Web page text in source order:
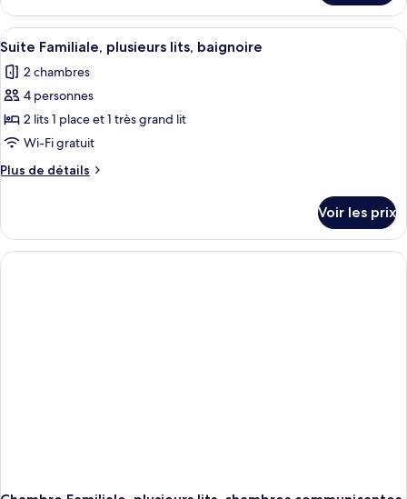
Supérieure,
1
grand
lit
le
type
de
Chambre
Supérieure,
grand
lit
Afficher
toutes
les
photos
pour
ce
type
de
Suite
Familiale,
plusieurs
Une chambre d’hôtel moderne
4
Suite Familiale, plusieurs lits, baignoire
2 chambres
4 personnes
2 lits 1 place et 1 très grand lit
Wi-Fi gratuit
Plus de détails
Plus
le
type
de
Voir les prix